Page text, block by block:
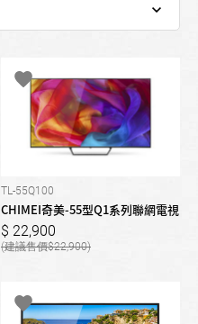
TL-55Q100
CHIMEI奇美-55型Q1系列聯網電視
22,900
22,900